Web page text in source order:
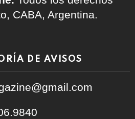
CABA, Argentina.
DE AVISOS